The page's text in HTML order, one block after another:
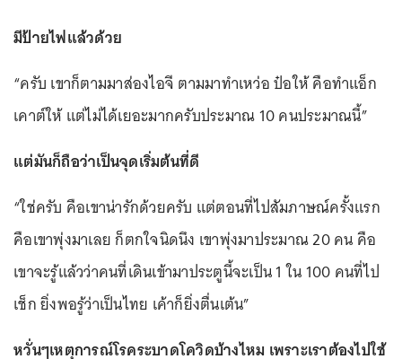
มีป้ายไฟแล้วด้วย
“ครับ เขาก็ตามมาส่องไอจี ตามมาทำเหว่อ ป๋อให้ คือทำแอ็ก
เคาต์ให้ แต่ไม่ได้เยอะมากครับประมาณ 10 คนประมาณนี้”
แต่มันก็ถือว่าเป็นจุดเริ่มต้นที่ดี
“ใช่ครับ คือเขาน่ารักด้วยครับ แต่ตอนที่ไปสัมภาษณ์ครั้งแรก
คือเขาพุ่งมาเลย ก็ตกใจนิดนึง เขาพุ่งมาประมาณ 20 คน คือ
เขาจะรู้แล้วว่าคนที่เดินเข้ามาประตูนี้จะเป็น 1 ใน 100 คนที่ไป
เช็ก ยิ่งพอรู้ว่าเป็นไทย เค้าก็ยิ่งตื่นเต้น”
หวั่นๆเหตุการณ์โรคระบาดโควิดบ้างไหม เพราะเราต้องไปใช้